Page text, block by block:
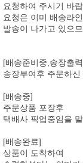
요청하여 주시기 바
요청은 이미 배송라
발송이 나가고 있으
[배송준비중,송장출
송장부여후 주문하
[배송중]
주문상품 포장후
택배사 픽업중임을
[배송완료]
상품이 도착하여